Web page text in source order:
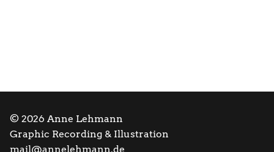
© 2026 Anne Lehmann
Graphic Recording & Illustration
mail@annelehmann.de